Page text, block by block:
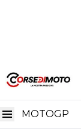
MOTOGP